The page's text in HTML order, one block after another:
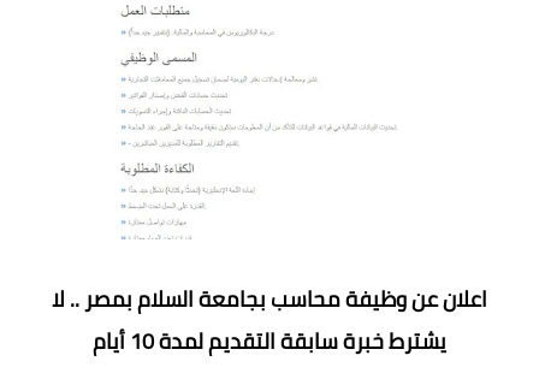
اعلان عن وظيفة محاسب بجامعة السلام بمصر .. لا
يشترط خبرة سابقة التقديم لمدة 10 أيام